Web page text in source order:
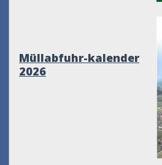
Müllabfuhr-kalender
2026